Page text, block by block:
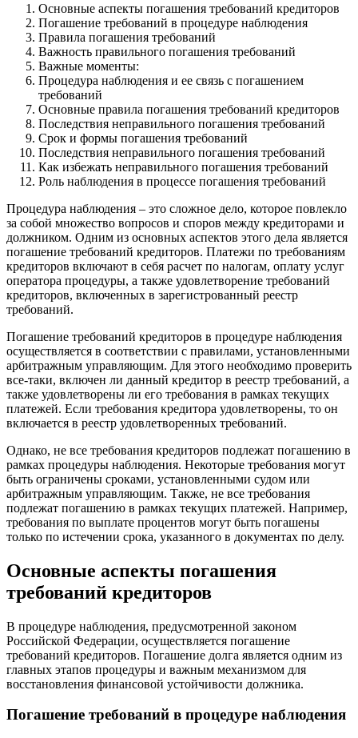
Основные аспекты погашения требований кредиторов
Погашение требований в процедуре наблюдения
Правила погашения требований
Важность правильного погашения требований
Важные моменты:
Процедура наблюдения и ее связь с погашением
требований
Основные правила погашения требований кредиторов
Последствия неправильного погашения требований
Срок и формы погашения требований
Последствия неправильного погашения требований
Как избежать неправильного погашения требований
Роль наблюдения в процессе погашения требований
Процедура наблюдения – это сложное дело, которое повлекло
за собой множество вопросов и споров между кредиторами и
должником. Одним из основных аспектов этого дела является
погашение требований кредиторов. Платежи по требованиям
кредиторов включают в себя расчет по налогам, оплату услуг
оператора процедуры, а также удовлетворение требований
кредиторов, включенных в зарегистрованный реестр
требований.
Погашение требований кредиторов в процедуре наблюдения
осуществляется в соответствии с правилами, установленными
арбитражным управляющим. Для этого необходимо проверить
все-таки, включен ли данный кредитор в реестр требований, а
также удовлетворены ли его требования в рамках текущих
платежей. Если требования кредитора удовлетворены, то он
включается в реестр удовлетворенных требований.
Однако, не все требования кредиторов подлежат погашению в
рамках процедуры наблюдения. Некоторые требования могут
быть ограничены сроками, установленными судом или
арбитражным управляющим. Также, не все требования
подлежат погашению в рамках текущих платежей. Например,
требования по выплате процентов могут быть погашены
только по истечении срока, указанного в документах по делу.
Основные аспекты погашения
требований кредиторов
В процедуре наблюдения, предусмотренной законом
Российской Федерации, осуществляется погашение
требований кредиторов. Погашение долга является одним из
главных этапов процедуры и важным механизмом для
восстановления финансовой устойчивости должника.
Погашение требований в процедуре наблюдения